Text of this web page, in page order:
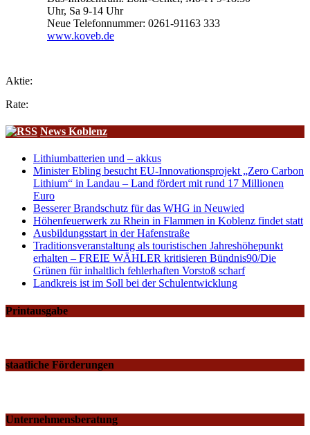
Uhr, Sa 9-14 Uhr
Neue Telefonnummer: 0261-91163 333
www.koveb.de
Aktie:
Rate:
News Koblenz
Lithiumbatterien und – akkus
Minister Ebling besucht EU-Innovationsprojekt „Zero Carbon
Lithium“ in Landau – Land fördert mit rund 17 Millionen
Euro
Besserer Brandschutz für das WHG in Neuwied
Höhenfeuerwerk zu Rhein in Flammen in Koblenz findet statt
Ausbildungsstart in der Hafenstraße
Traditionsveranstaltung als touristischen Jahreshöhepunkt
erhalten – FREIE WÄHLER kritisieren Bündnis90/Die
Grünen für inhaltlich fehlerhaften Vorstoß scharf
Landkreis ist im Soll bei der Schulentwicklung
Printausgabe
staatliche Förderungen
Unternehmensberatung